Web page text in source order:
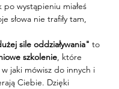
po wystąpieniu miałeś
słowa nie trafiły tam,
sile oddziaływania" to
szkolenie, które
jaki mówisz do innych i
Ciebie. Dzięki